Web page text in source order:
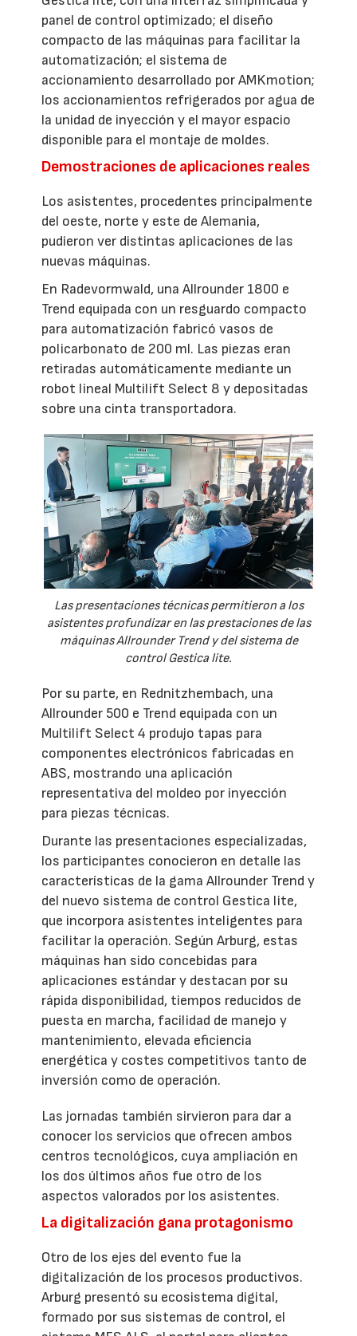
panel de control optimizado; el diseño
compacto de las máquinas para facilitar la
automatización; el sistema de
accionamiento desarrollado por AMKmotion;
los accionamientos refrigerados por agua de
la unidad de inyección y el mayor espacio
disponible para el montaje de moldes.
Demostraciones de aplicaciones reales
Los asistentes, procedentes principalmente
del oeste, norte y este de Alemania,
pudieron ver distintas aplicaciones de las
nuevas máquinas.
En Radevormwald, una Allrounder 1800 e
Trend equipada con un resguardo compacto
para automatización fabricó vasos de
policarbonato de 200 ml. Las piezas eran
retiradas automáticamente mediante un
robot lineal Multilift Select 8 y depositadas
sobre una cinta transportadora.
Las presentaciones técnicas permitieron a los
asistentes profundizar en las prestaciones de las
máquinas Allrounder Trend y del sistema de
control Gestica lite.
Por su parte, en Rednitzhembach, una
Allrounder 500 e Trend equipada con un
Multilift Select 4 produjo tapas para
componentes electrónicos fabricadas en
ABS, mostrando una aplicación
representativa del moldeo por inyección
para piezas técnicas.
Durante las presentaciones especializadas,
los participantes conocieron en detalle las
características de la gama Allrounder Trend y
del nuevo sistema de control Gestica lite,
que incorpora asistentes inteligentes para
facilitar la operación. Según Arburg, estas
máquinas han sido concebidas para
aplicaciones estándar y destacan por su
rápida disponibilidad, tiempos reducidos de
puesta en marcha, facilidad de manejo y
mantenimiento, elevada eficiencia
energética y costes competitivos tanto de
inversión como de operación.
Las jornadas también sirvieron para dar a
conocer los servicios que ofrecen ambos
centros tecnológicos, cuya ampliación en
los dos últimos años fue otro de los
aspectos valorados por los asistentes.
La digitalización gana protagonismo
Otro de los ejes del evento fue la
digitalización de los procesos productivos.
Arburg presentó su ecosistema digital,
formado por sus sistemas de control, el